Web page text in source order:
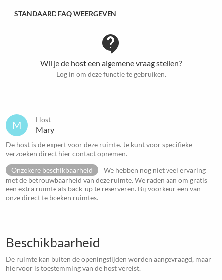
STANDAARD FAQ WEERGEVEN
contact_support
Wil je de host een algemene vraag stellen?
Log in om deze functie te gebruiken.
M Host
Mary
De host is de expert voor deze ruimte. Je kunt voor specifieke
verzoeken direct hiercontact opnemen.
Onzekere beschikbaarheid
We hebben nog niet veel ervaring
met de betrouwbaarheid van deze ruimte. We raden aan om gratis
een extra ruimte als back-up te reserveren. Bij voorkeur een van
onzedirect te boeken ruimtes.
Beschikbaarheid
De ruimte kan buiten de openingstijden worden aangevraagd, maar
hiervoor is toestemming van de host vereist.